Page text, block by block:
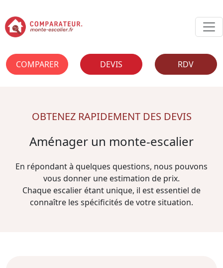
COMPARER DEVIS RDV
OBTENEZ RAPIDEMENT DES DEVIS
Aménager un monte-escalier
En répondant à quelques questions, nous pouvons
vous donner une estimation de prix.
Chaque escalier étant unique, il est essentiel de
connaître les spécificités de votre situation.